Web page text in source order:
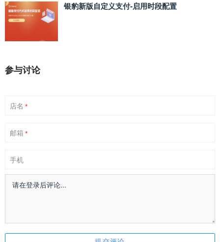
银豹新版自定义支付‑启用时段配置
参与讨论
店名 *
邮箱 *
手机